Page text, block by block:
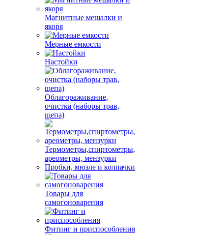
Магнитные мешалки и
якоря
Мерные емкости
Настойки
Облагораживание,
очистка (наборы трав,
щепа)
Термометры,спиртометры,
ареометры, мензурки
Пробки, мюзле и колпачки
Товары для
самогоноварения
Фитинг и приспособления